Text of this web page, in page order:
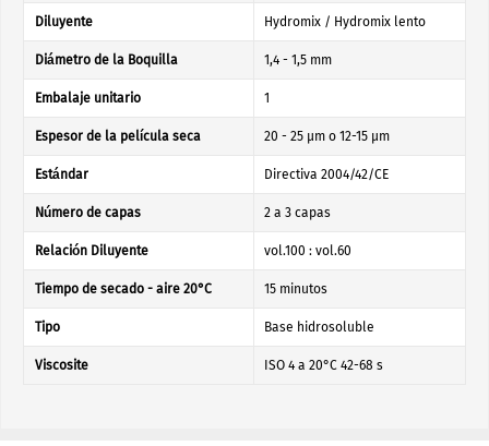
Diluyente Hydromix / Hydromix lento
Diámetro de la Boquilla 1,4 - 1,5 mm
Embalaje unitario 1
Espesor de la película seca 20 - 25 µm o 12-15 µm
Estándar Directiva 2004/42/CE
Número de capas 2 a 3 capas
Relación Diluyente vol.100 : vol.60
Tiempo de secado - aire 20°C 15 minutos
Tipo Base hidrosoluble
Viscosite ISO 4 a 20°C 42-68 s